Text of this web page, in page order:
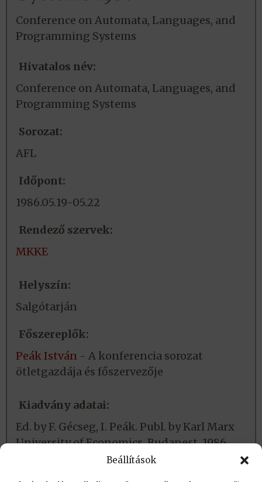
Beállítások
Conference on Automata, Languages, and
Programming Systems
Hivatalos név:
Conference on Automata, Languages, and
Programming Systems
Sorozat:
AFL
Időpont:
1986.05.19-05.22
Rendező szervek:
MKKE
Helyszín:
Salgótarján
Főszereplők:
Peák István - A konferencia sorozat
ötletgazdája és főszervezője
Kiadvány adatai:
Ed. by F. Gécseg, I. Peák. Publ. by Karl Marx
University of Economics, Budapest, 1986.